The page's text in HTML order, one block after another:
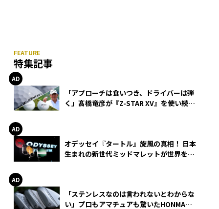
特集記事
「アプローチは食いつき、ドライバーは弾
く」髙橋竜彦が『Z-STAR XV』を使い続け
オデッセイ『タートル』旋風の真相！ 日本
生まれの新世代ミッドマレットが世界を席
「ステンレスなのは言われないとわからな
い」プロもアマチュアも驚いたHONMA